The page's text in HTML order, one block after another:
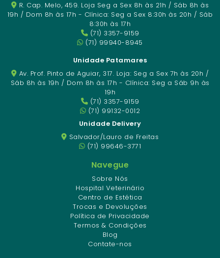
R. Cap. Melo, 459. Loja Seg a Sex 8h às 21h / Sáb 8h às
19h / Dom 8h às 17h - Clínica: Seg a Sex 8:30h às 20h / Sáb
8:30h às 17h
(71) 3357-9159
(71) 99940-8945
Unidade Patamares
Av. Prof. Pinto de Aguiar, 317. Loja: Seg a Sex 7h às 20h /
Sáb 8h às 19h / Dom 8h às 17h - Clínica: Seg a Sáb 9h às
19h
(71) 3357-9159
(71) 99132-0012
Unidade Delivery
Salvador/Lauro de Freitas
(71) 99646-3771
Navegue
Sobre Nós
Hospital Veterinário
Centro de Estética
Trocas e Devoluções
Política de Privacidade
Termos & Condições
Blog
Contate-nos